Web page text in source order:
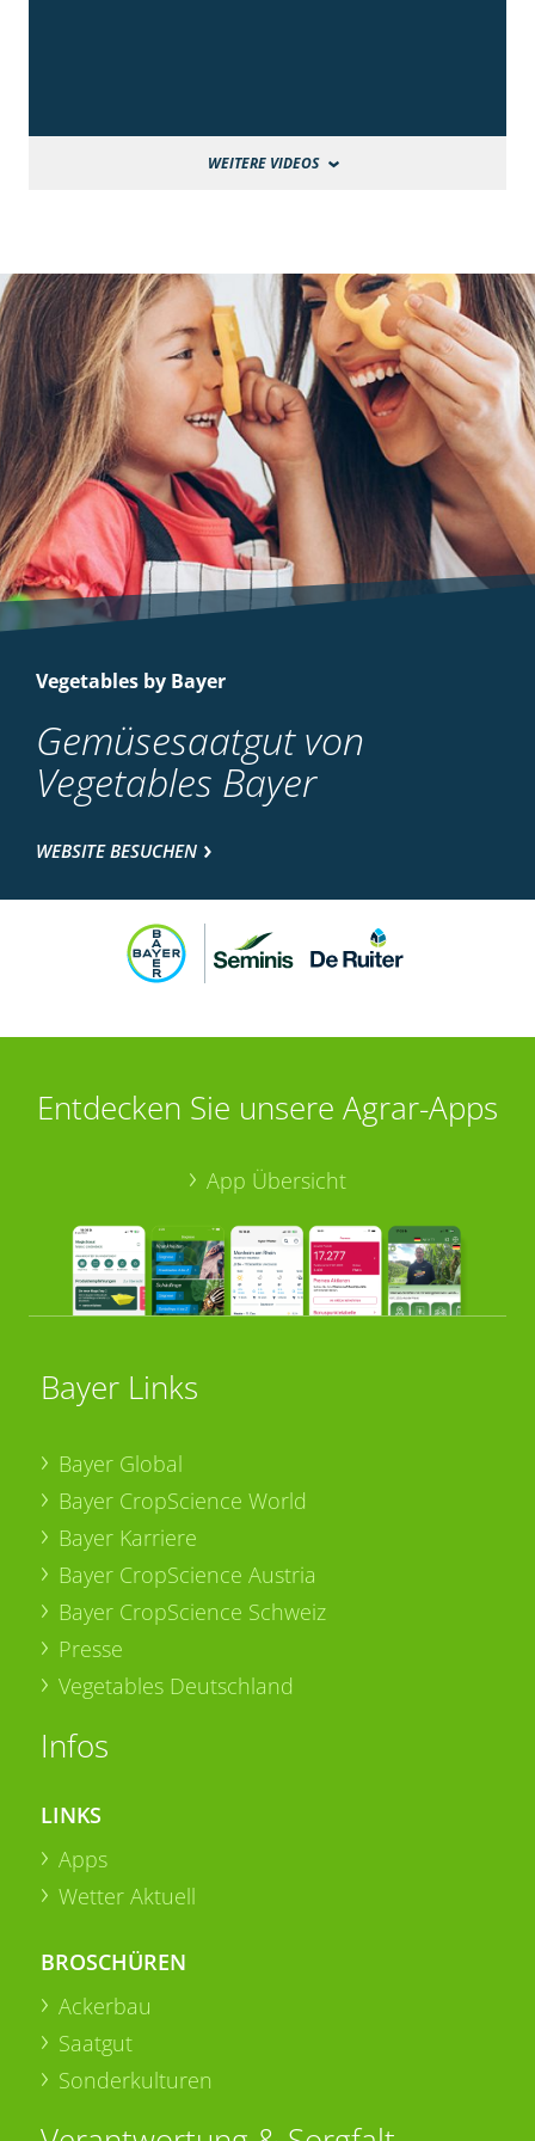
WEITERE VIDEOS
Vegetables by Bayer
Gemüsesaatgut von
Vegetables Bayer
WEBSITE BESUCHEN
Entdecken Sie unsere Agrar-Apps
App Übersicht
Bayer Links
Bayer Global
Bayer CropScience World
Bayer Karriere
Bayer CropScience Austria
Bayer CropScience Schweiz
Presse
Vegetables Deutschland
Infos
LINKS
Apps
Wetter Aktuell
BROSCHÜREN
Ackerbau
Saatgut
Sonderkulturen